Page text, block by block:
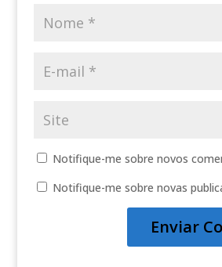
Notifique-me sobre novos
Notifique-me sobre novas